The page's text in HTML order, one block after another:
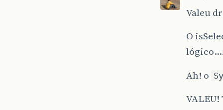
Valeu
O
Ah! o
VALEU!